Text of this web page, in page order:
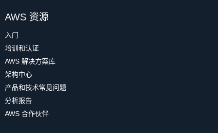
AWS 资源
入门
培训和认证
AWS 解决方案库
架构中心
产品和技术常见问题
分析报告
AWS 合作伙伴